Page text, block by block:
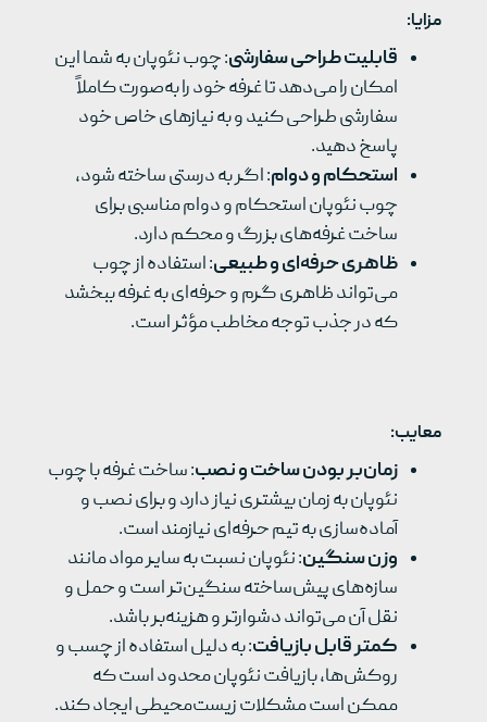
مزایا:
قابلیت طراحی سفارشی: چوب نئوپان به شما این
امکان را می‌دهد تا غرفه خود را به‌صورت کاملاً
سفارشی طراحی کنید و به نیازهای خاص خود
پاسخ دهید.
استحکام و دوام: اگر به درستی ساخته شود،
چوب نئوپان استحکام و دوام مناسبی برای
ساخت غرفه‌های بزرگ و محکم دارد.
ظاهری حرفه‌ای و طبیعی: استفاده از چوب
می‌تواند ظاهری گرم و حرفه‌ای به غرفه ببخشد
که در جذب توجه مخاطب مؤثر است.
معایب:
زمان‌بر بودن ساخت و نصب: ساخت غرفه با چوب
نئوپان به زمان بیشتری نیاز دارد و برای نصب و
آماده‌سازی به تیم حرفه‌ای نیازمند است.
وزن سنگین: نئوپان نسبت به سایر مواد مانند
سازه‌های پیش‌ساخته سنگین‌تر است و حمل و
نقل آن می‌تواند دشوارتر و هزینه‌بر باشد.
کمتر قابل بازیافت: به دلیل استفاده از چسب و
روکش‌ها، بازیافت نئوپان محدود است که
ممکن است مشکلات زیست‌محیطی ایجاد کند.